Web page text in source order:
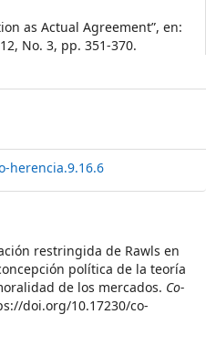
as Actual Agreement”, en:
No. 3, pp. 351-370.
herencia.9.16.6
restringida de Rawls en
política de la teoría
de los mercados. Co-
doi.org/10.17230/co-